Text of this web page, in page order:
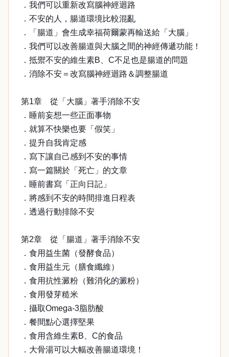
．我們可以重新改寫腦神經迴路
．不安的人，腸道環境比較混亂
．「腸道」會生成幸福荷爾蒙再輸送給「大腦」
．我們可以改善腸道與大腦之間的神經傳遞功能！
．抵禦不安的維生素B、C不足也是腸道的問題
．消除不安＝改寫腦神經迴路＆調整腸道
第1章 從「大腦」著手消除不安
．睡前妄想一些正面事物
．就算不快樂也要「假笑」
．提升自我肯定感
．寫下讓自己感到不安的事情
．寫一篇關於「死亡」的文章
．睡前書寫「正向日記」
．將感到不安的時間排進日程表
．透過行動排除不安
第2章 從「腸道」著手消除不安
．食用益生菌（發酵食品）
．食用益生元（膳食纖維）
．食用抗性澱粉（難消化的澱粉）
．食用發芽糙米
．攝取Omega-3脂肪酸
．餐間點心選擇堅果
．食用含維生素B、C的食品
．大骨湯可以大幅改善腸道環境！